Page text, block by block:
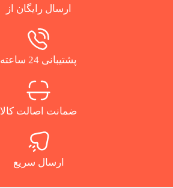
ارسال رایگان از
پشتیبانی 24 ساعته
ضمانت اصالت کالا
ارسال سریع